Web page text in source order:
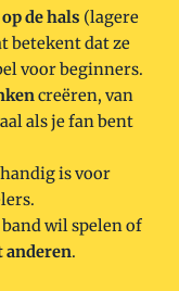
de hals (lagere
betekent dat ze
voor beginners.
creëren, van
als je fan bent
is voor
wil spelen of
anderen.